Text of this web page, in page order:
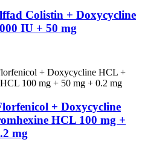
Colistin + Doxycycline
IU + 50 mg
+ Doxycycline
HCL 100 mg +
mg